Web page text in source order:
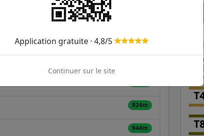
839m
924m
944m
T1
Application gratuite · 4,8/5
Continuer sur le site